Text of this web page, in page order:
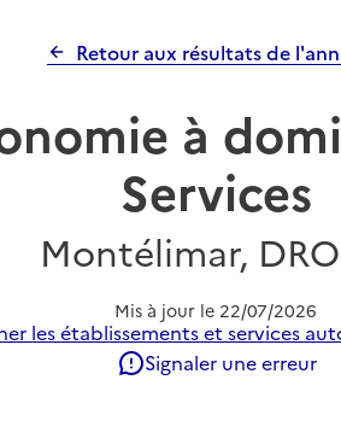
Retour aux résultats de
à
Services
Montélimar,
Mis à jour le 22/07/2026
les établissements et services
Signaler une erreur